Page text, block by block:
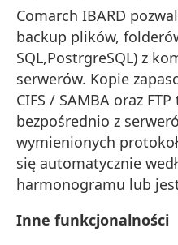
Comarch IBARD
backup plików,
SQL,PostrgreSQL) z
serwerów. Kopie
CIFS / SAMBA oraz
bezpośrednio z
wymienionych
się automatycznie
harmonogramu lub
Inne funkcjonalności